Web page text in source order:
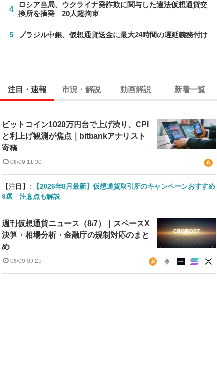
4
ロシア当局、ウクライナ発詐欺に関与した違法仮想通貨交
換所を摘発 20人超拘束
5 ブラジル中銀、仮想通貨送金に最大24時間の遅延義務付け
注目・速報 市況・解説 動画解説 新着一覧
ビットコイン1020万円台で上げ渋り、CPI
と利上げ観測が焦点｜bitbankアナリスト
寄稿
08/09 11:30
【注目】:
【2026年8月最新】仮想通貨取引所のキャンペーンおすすめ
9選 注意点も解説
週刊仮想通貨ニュース（8/7）｜スペースX
決算・相場分析・金融庁の規制対応のまと
め
08/09 09:25